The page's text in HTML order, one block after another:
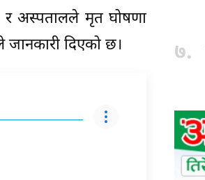
र अस्पतालले मृत घोषणा
जानकारी दिएको छ।
७.